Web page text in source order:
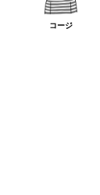
コージ